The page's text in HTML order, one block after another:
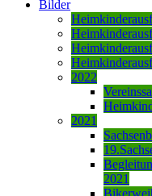
Bilder
2022
2021
2021